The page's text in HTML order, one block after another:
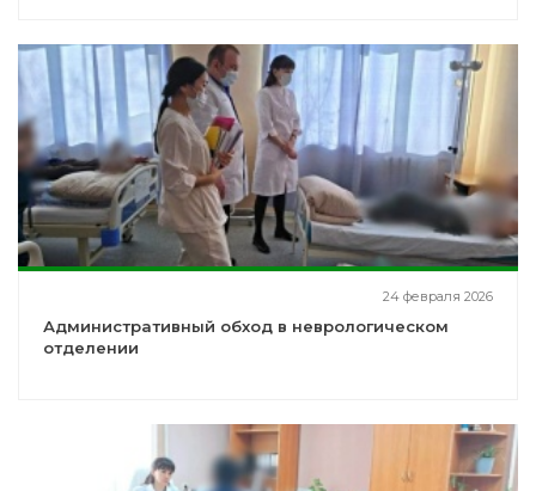
24 февраля 2026
Административный обход в неврологическом
отделении